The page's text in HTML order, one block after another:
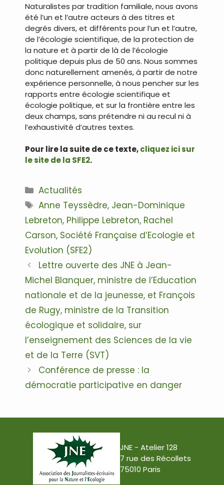
Naturalistes par tradition familiale, nous avons
été l’un et l’autre acteurs à des titres et
degrés divers, et différents pour l’un et l’autre,
de l’écologie scientifique, de la protection de
la nature et à partir de là de l’écologie
politique depuis plus de 50 ans. Nous sommes
donc naturellement amenés, à partir de notre
expérience personnelle, à nous pencher sur les
rapports entre écologie scientifique et
écologie politique, et sur la frontière entre les
deux champs, sans prétendre ni au recul ni à
l’exhaustivité d’autres textes.
Pour lire la suite de ce texte,cliquez ici sur
le site de la SFE2.
Catégories
Actualités
Étiquettes
Anne Teyssèdre, Jean-Dominique
Lebreton, Philippe Lebreton, Rachel
Carson, Société Française d’Ecologie et
Evolution (SFE2)
Navigation
des
Lettre ouverte des JNE à Jean-
Michel Blanquer, ministre de l’Education
nationale et de la jeunesse, et François
de Rugy, ministre de la Transition
écologique et solidaire, sur
l’enseignement des Sciences de la vie
et de la Terre (SVT)
Conférence de presse : la
démocratie participative en danger
JNE - Atelier 128
7 rue des Récollets
75010 Paris